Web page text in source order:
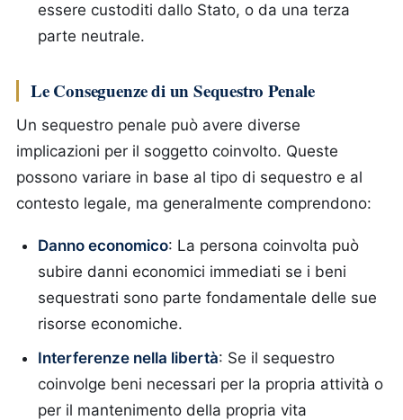
essere custoditi dallo Stato, o da una terza
parte neutrale.
Le Conseguenze di un Sequestro Penale
Un sequestro penale può avere diverse
implicazioni per il soggetto coinvolto. Queste
possono variare in base al tipo di sequestro e al
contesto legale, ma generalmente comprendono:
Danno economico: La persona coinvolta può
subire danni economici immediati se i beni
sequestrati sono parte fondamentale delle sue
risorse economiche.
Interferenze nella libertà: Se il sequestro
coinvolge beni necessari per la propria attività o
per il mantenimento della propria vita